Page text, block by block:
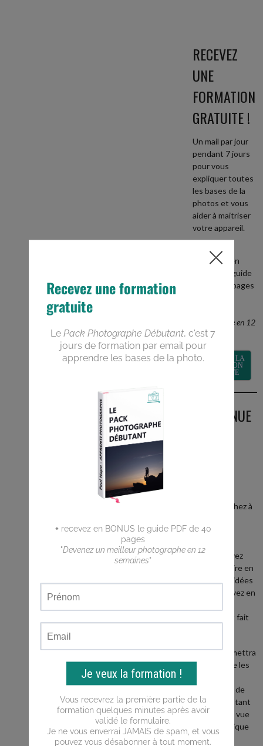
RECEVEZ
UNE
FORMATION
GRATUITE !
Un mail par jour
pendant 7 jours
pour vous
expliquer toutes
les bases de la
photos et vous
aider à maitriser
votre appareil.
recevez en
BONUS le guide
PDF de 40 pages
photographe en 12
semaines
RECEVOIR LA
FORMATION
GRATUITE
BIENVENUE
Vous cherchez à
meilleures
Vous n'arrivez
pas a traduire en
photos les idées
que vous avez en
Ce blog est fait
Il vous permettra
d'apprendre les
photo, puis de
progresser tant
du point de vue
de la technique
que de la